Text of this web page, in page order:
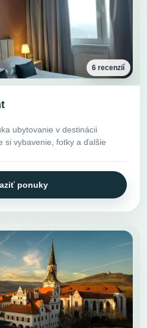
6 recenzií
ubytovanie v destinácii
si vybavenie, fotky a ďalšie
ponuky